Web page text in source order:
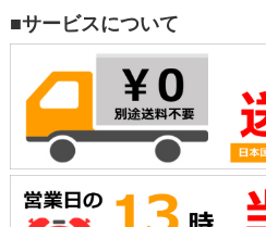
■サービスについて